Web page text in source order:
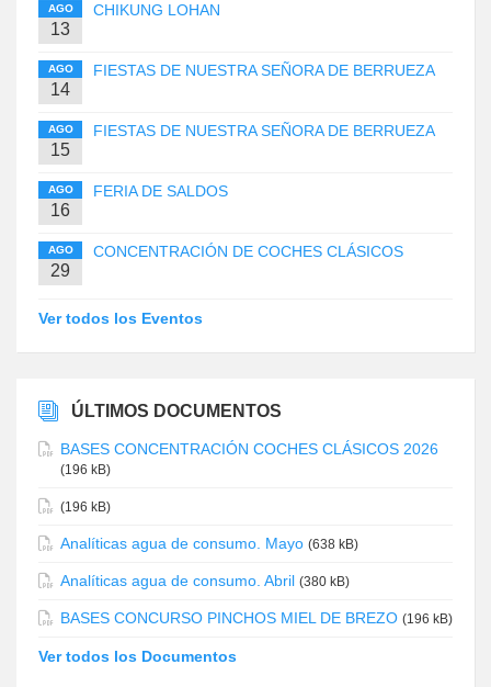
AGO
13
CHIKUNG LOHAN
AGO
14
FIESTAS DE NUESTRA SEÑORA DE BERRUEZA
AGO
15
FIESTAS DE NUESTRA SEÑORA DE BERRUEZA
AGO
16
FERIA DE SALDOS
AGO
29
CONCENTRACIÓN DE COCHES CLÁSICOS
Ver todos los Eventos
ÚLTIMOS DOCUMENTOS
BASES CONCENTRACIÓN COCHES CLÁSICOS 2026
(196 kB)
(196 kB)
Analíticas agua de consumo. Mayo (638 kB)
Analíticas agua de consumo. Abril (380 kB)
BASES CONCURSO PINCHOS MIEL DE BREZO (196 kB)
Ver todos los Documentos